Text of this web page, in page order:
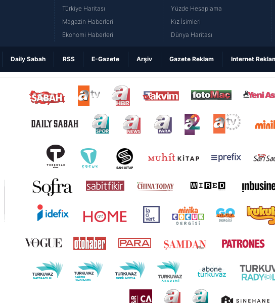
Türkiye Haritası
Magazin Haberleri
Ekonomi Haberleri
Yüzde Hesaplama
Kız İsimleri
Dünya Haritası
Daily Sabah RSS E-Gazete Arşiv Gazete Reklam Internet